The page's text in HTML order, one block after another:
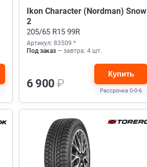
Ikon Character (Nordman) Snow
2
205/65 R15 99R
Артикул: 83509 *
Под заказ — завтра: 4 шт.
6 900₽
Купить
Рассрочка 0-0-6